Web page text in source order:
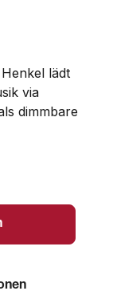
lädt
via
dimmbare